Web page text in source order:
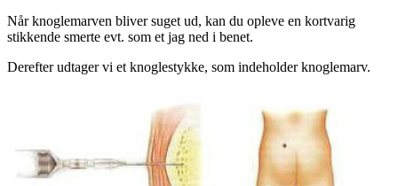
Når knoglemarven bliver suget ud, kan du opleve en kortvarig
stikkende smerte evt. som et jag ned i benet.
Derefter udtager vi et knoglestykke, som indeholder knoglemarv.